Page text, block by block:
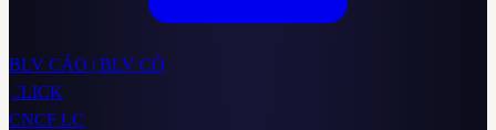
BLV CÁO | BLV CÒ
CLICK
CNCF LC